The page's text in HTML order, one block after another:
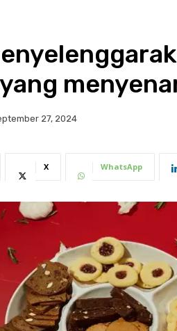
27, 2024
X WhatsApp